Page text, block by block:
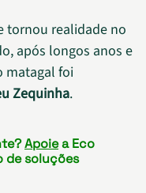
tornou realidade no
após longos anos e
matagal foi
Zequinha.
Apoiea Eco
de soluções